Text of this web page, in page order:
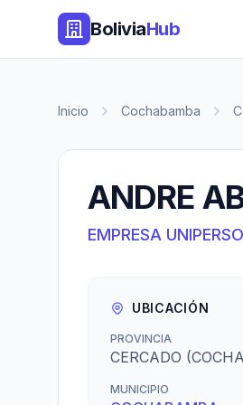
BoliviaHub
Inicio Cochabamba
ANDRE
EMPRESA
UBICACIÓN
PROVINCIA
CERCADO
MUNICIPIO